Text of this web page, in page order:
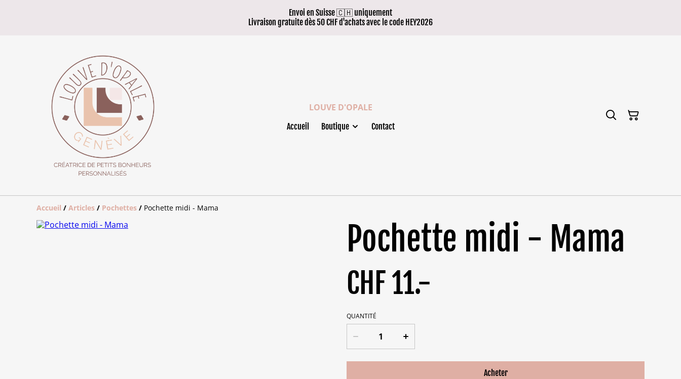
Envoi en Suisse 🇨🇭 uniquement
Livraison gratuite dès 50 CHF d'achats avec le code HEY2026
LOUVE D'OPALE
Accueil Boutique Contact
Accueil / Articles / Pochettes / Pochette midi - Mama
Pochette midi - Mama
CHF 11.-
QUANTITÉ
Acheter